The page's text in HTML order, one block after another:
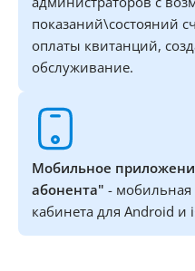
показаний\состояний
оплаты квитанций,
обслуживание.
Мобильное
абонента" - мобильная
кабинета для Android и